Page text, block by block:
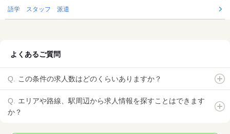
語学 スタッフ 派遣
よくあるご質問
この条件の求人数はどのくらいありますか？
エリアや路線、駅周辺から求人情報を探すことはできます
か？